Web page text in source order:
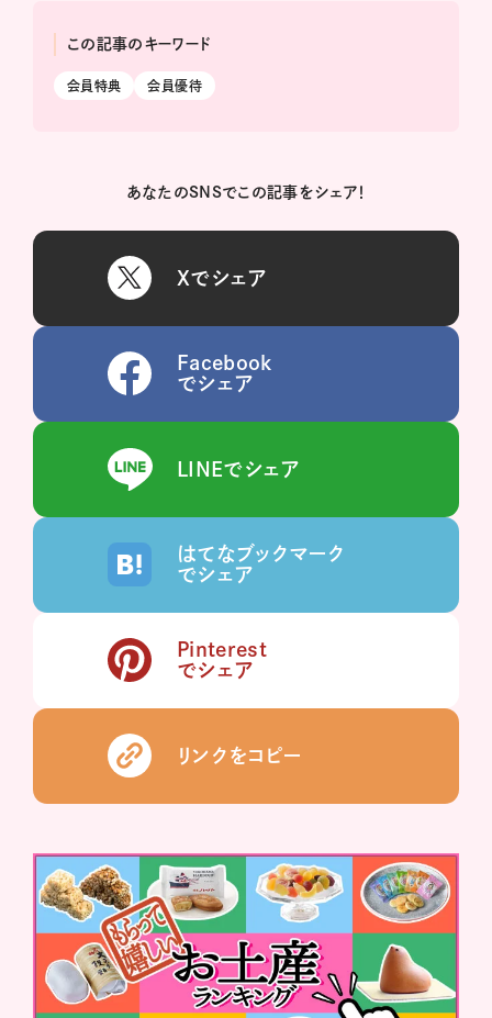
この記事のキーワード
会員特典 会員優待
あなたのSNSでこの記事をシェア！
Xでシェア
Facebook
でシェア
LINEでシェア
はてなブックマーク
でシェア
Pinterest
でシェア
リンクをコピー